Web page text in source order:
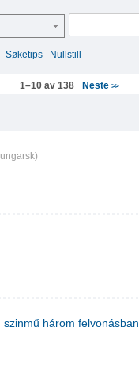
Søketips Nullstill
1–10 av 138 Neste >>
szinmű három felvonásban